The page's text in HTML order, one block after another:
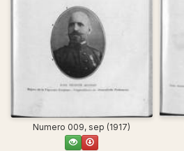
Numero 009, sep (1917)